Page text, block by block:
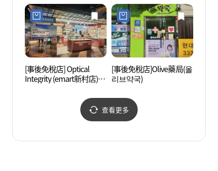
[事後免稅店] Optical
Integrity (emart新村店)
[事後免稅店]Olive藥局(올
리브약국)
查看更多